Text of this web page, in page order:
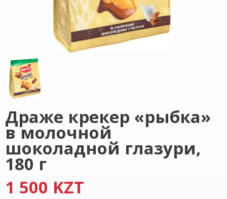
Драже крекер «рыбка»
в молочной
шоколадной глазури,
180 г
1 500 KZT